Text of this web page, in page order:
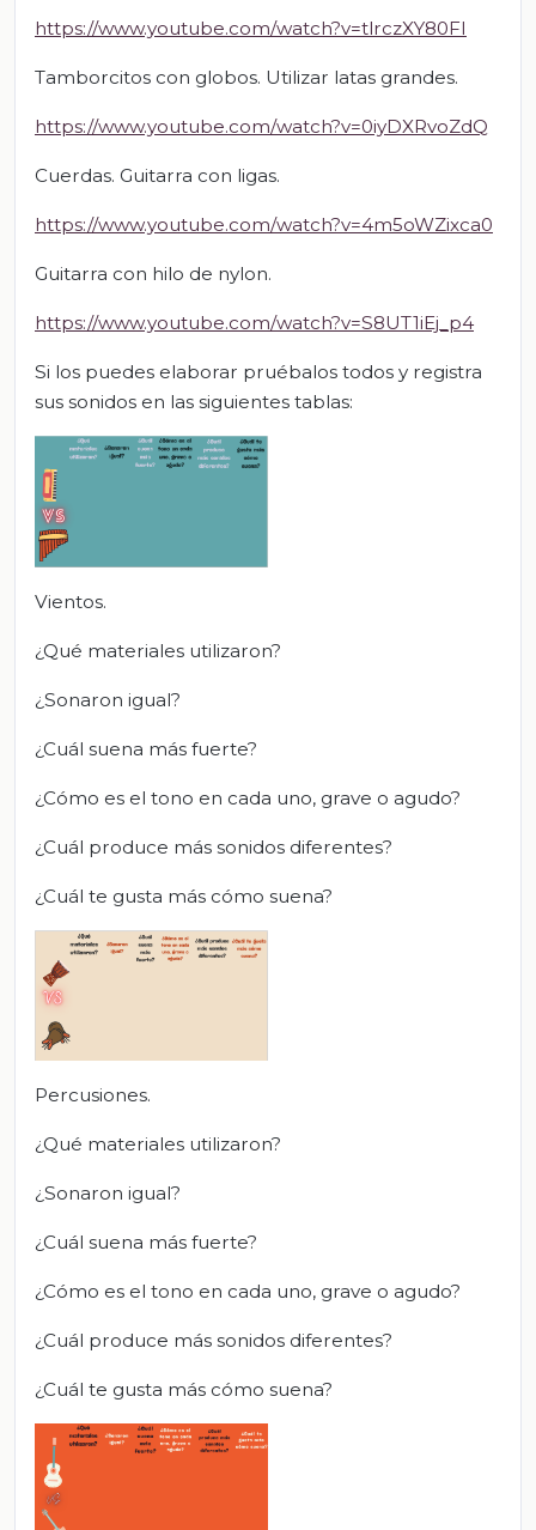
https://www.youtube.com/watch?v=tlrczXY80FI
Tamborcitos con globos. Utilizar latas grandes.
https://www.youtube.com/watch?v=0iyDXRvoZdQ
Cuerdas. Guitarra con ligas.
https://www.youtube.com/watch?v=4m5oWZixca0
Guitarra con hilo de nylon.
https://www.youtube.com/watch?v=S8UT1iEj_p4
Si los puedes elaborar pruébalos todos y registra
sus sonidos en las siguientes tablas:
Vientos.
¿Qué materiales utilizaron?
¿Sonaron igual?
¿Cuál suena más fuerte?
¿Cómo es el tono en cada uno, grave o agudo?
¿Cuál produce más sonidos diferentes?
¿Cuál te gusta más cómo suena?
Percusiones.
¿Qué materiales utilizaron?
¿Sonaron igual?
¿Cuál suena más fuerte?
¿Cómo es el tono en cada uno, grave o agudo?
¿Cuál produce más sonidos diferentes?
¿Cuál te gusta más cómo suena?